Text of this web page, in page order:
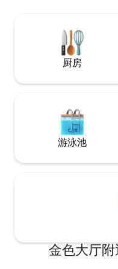
not flawless, it offers a
atmosphere. If you have any questions,
feel free to reach out to
厨房
游泳池
金色大厅